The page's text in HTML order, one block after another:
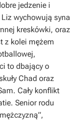
jedzenie i
wychowują syna
kreskówki, oraz
z kolei mężem
to dbający o
Chad oraz
Cały konflikt
Senior rodu